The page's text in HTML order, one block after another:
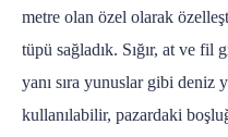
metre olan özel olarak
tüpü sağladık. Sığır, at ve fil
yanı sıra yunuslar gibi deniz
kullanılabilir, pazardaki